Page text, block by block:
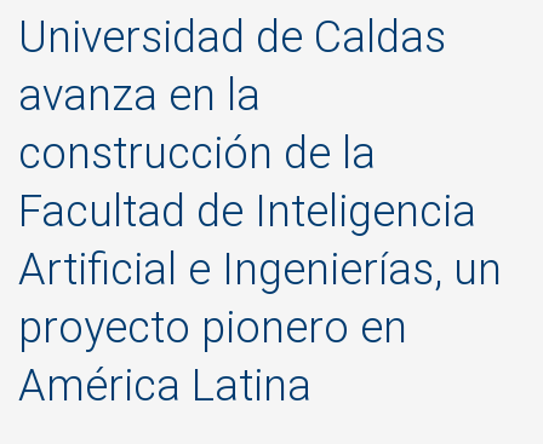
Universidad de Caldas
avanza en la
construcción de la
Facultad de Inteligencia
Artificial e Ingenierías, un
proyecto pionero en
América Latina